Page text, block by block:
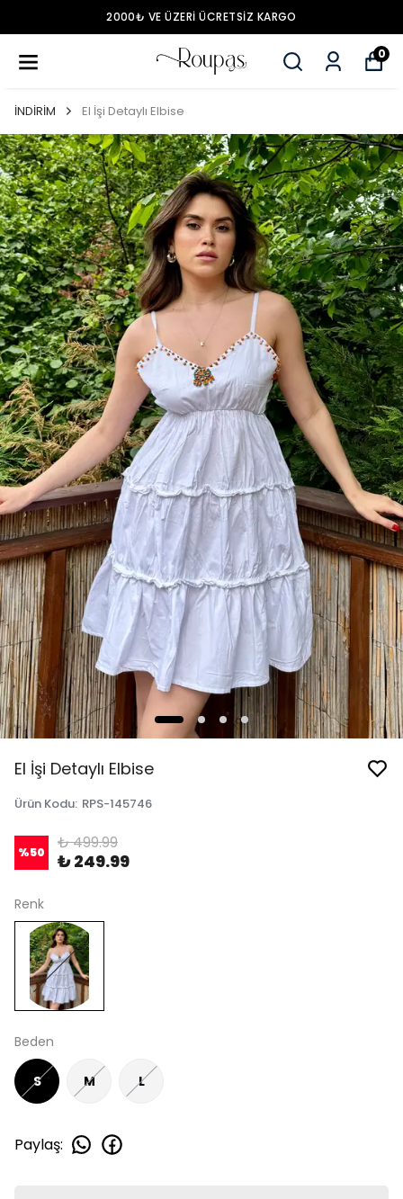
2000₺ VE ÜZERİ ÜCRETSİZ KARGO
0
İNDİRİM El İşi Detaylı Elbise
El İşi Detaylı Elbise
Ürün Kodu: RPS-145746
%50 ₺ 499.99
₺ 249.99
Renk
Beden
S M L
Paylaş: